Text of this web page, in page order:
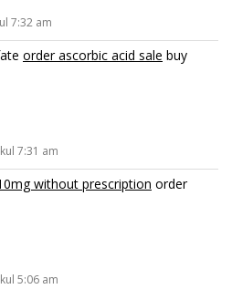
7:32 am
order ascorbic acid sale buy
7:31 am
without prescription order
5:06 am